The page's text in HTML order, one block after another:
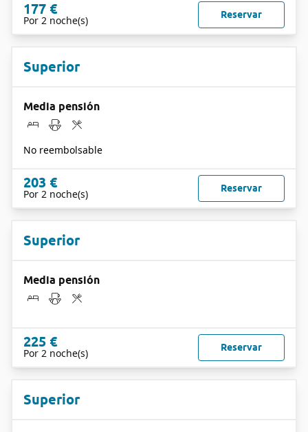
177 €
Por 2 noche(s) Reservar
Superior
Media pensión
No reembolsable
203 €
Por 2 noche(s) Reservar
Superior
Media pensión
225 €
Por 2 noche(s) Reservar
Superior